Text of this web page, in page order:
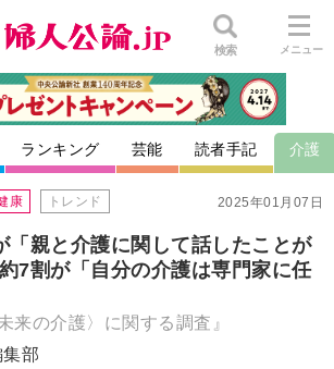
検索 メニュー
ランキング 芸能 読者手記 介護
2025年01月07日
康 トレンド
「親と介護に関して話したことが
7割が「自分の介護は専門家に任
来の介護〉に関する調査』
集部